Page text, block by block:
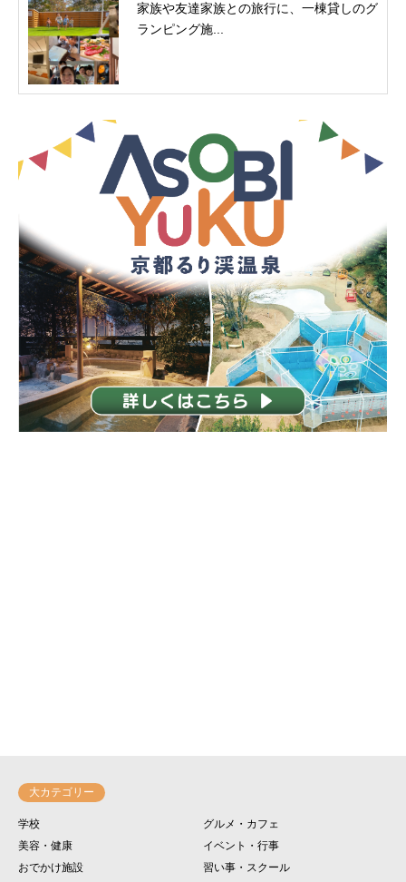
家族や友達家族との旅行に、一棟貸しのグ
ランピング施...
大カテゴリー
学校
グルメ・カフェ
美容・健康
イベント・行事
おでかけ施設
習い事・スクール